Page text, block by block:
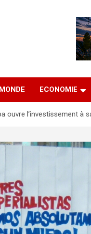
ECONOMIE
ouvre l’investissement à